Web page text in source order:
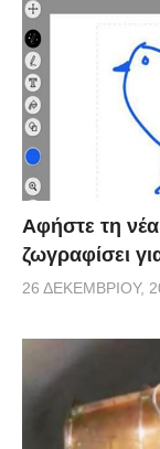
Αφήστε τη
ζωγραφίσει
26 ΔΕΚΕΜΒΡΊΟΥ,